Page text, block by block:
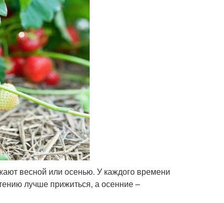
весной или осенью. У каждого времени
лучше прижиться, а осенние –